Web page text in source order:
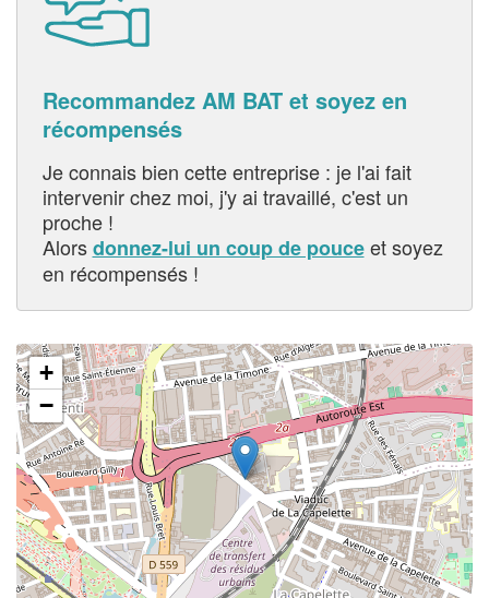
Recommandez AM BAT et soyez en
récompensés
Je connais bien cette entreprise : je l'ai fait
intervenir chez moi, j'y ai travaillé, c'est un
proche !
Alorsdonnez-lui un coup de pouceet soyez
en récompensés !
+
−